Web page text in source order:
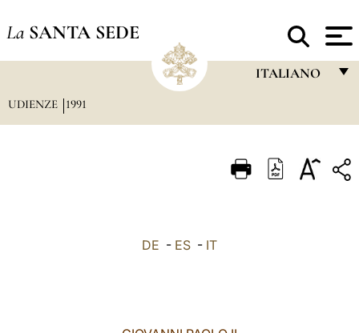
La SANTA SEDE
ITALIANO
ITALIANO
UDIENZE 1991
DE - ES - IT